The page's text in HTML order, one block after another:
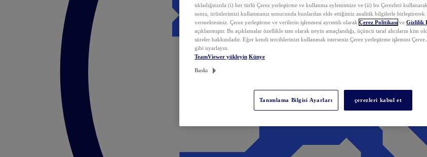
tıkladığınızda (i) her türlü Çerez yerleştirme ve kullanma eylemimize ve (ii) bu Çerezleri
sonra, ürünlerimizi kullanmanız sonucunda bunlardan elde ettiğimiz analitik bilgilerle birleştirerek
vermektesiniz. Çerez yerleştirme ve verilerin işlenmesi ayrıntılı olarak Çerez Politikası ve Gizlilik
açıklanmıştır. Bu açıklamalar özellikle tam olarak neyin amaçlandığı, üçüncü taraf alıcıların kim
süreler hakkındadır. Eğer kendi tercihlerinizi kullanmak isterseniz Çerez yerleştirme işlemini
gibi uyarlayın.
TeamViewer yükleyin Künye
Baskı
Tanımlama Bilgisi Ayarları çerezleri kabul et